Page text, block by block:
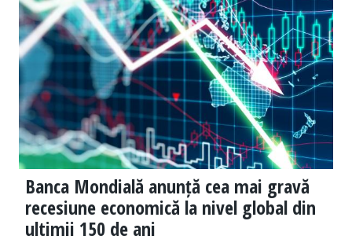
Banca Mondială anunță cea mai gravă
recesiune economică la nivel global din
ultimii 150 de ani